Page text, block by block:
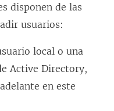
disponen de las
usuarios:
local o una
Active Directory,
en este